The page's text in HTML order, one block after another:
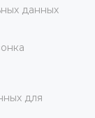
данных
для